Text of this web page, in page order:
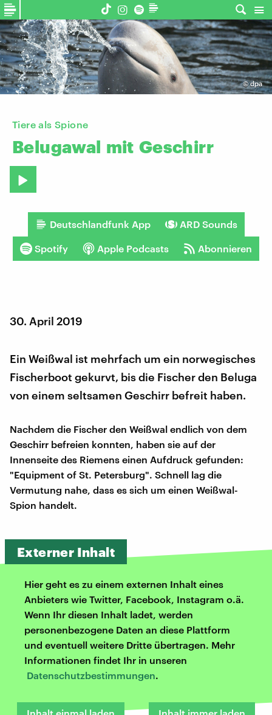
©dpa
Tiere als Spione
Belugawal mit Geschirr
Deutschlandfunk App ARD Sounds
Spotify Apple Podcasts Abonnieren
30. April 2019
Ein Weißwal ist mehrfach um ein norwegisches
Fischerboot gekurvt, bis die Fischer den Beluga
von einem seltsamen Geschirr befreit haben.
Nachdem die Fischer den Weißwal endlich von dem
Geschirr befreien konnten, haben sie auf der
Innenseite des Riemens einen Aufdruck gefunden:
"Equipment of St. Petersburg". Schnell lag die
Vermutung nahe, dass es sich um einen Weißwal-
Spion handelt.
Externer Inhalt
Hier geht es zu einem externen Inhalt eines
Anbieters wie Twitter, Facebook, Instagram o.ä.
Wenn Ihr diesen Inhalt ladet, werden
personenbezogene Daten an diese Plattform
und eventuell weitere Dritte übertragen. Mehr
Informationen findet Ihr in unseren
Datenschutzbestimmungen.